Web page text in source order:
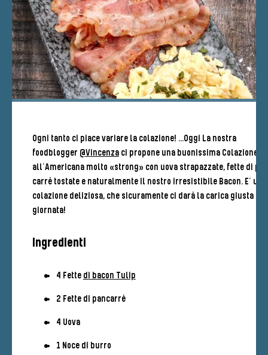
Ogni tanto ci piace variare la colazione! ...Oggi La nostra
foodblogger @Vincenzaci propone una buonissima Colazione
all’Americana molto «strong» con uova strapazzate, fette di pan
carré tostate e naturalmente il nostro irresistibile Bacon. E’ una
colazione deliziosa, che sicuramente ci darà la carica giusta
giornata!
Ingredienti
4 Fette di bacon Tulip
2 Fette di pancarrè
4 Uova
1 Noce di burro